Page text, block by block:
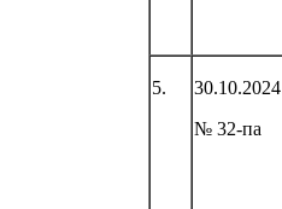
5.
30.10.2024
№ 32-па